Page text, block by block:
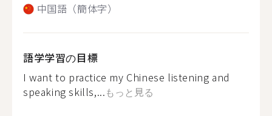
中国語（簡体字）
語学学習の目標
I want to practice my Chinese listening and
speaking skills,...もっと見る